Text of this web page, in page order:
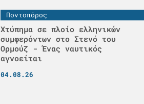
Ποντοπόρος
Χτύπημα σε πλοίο ελληνικών
συμφερόντων στο Στενό του
Ορμούζ - Ένας ναυτικός
αγνοείται
04.08.26